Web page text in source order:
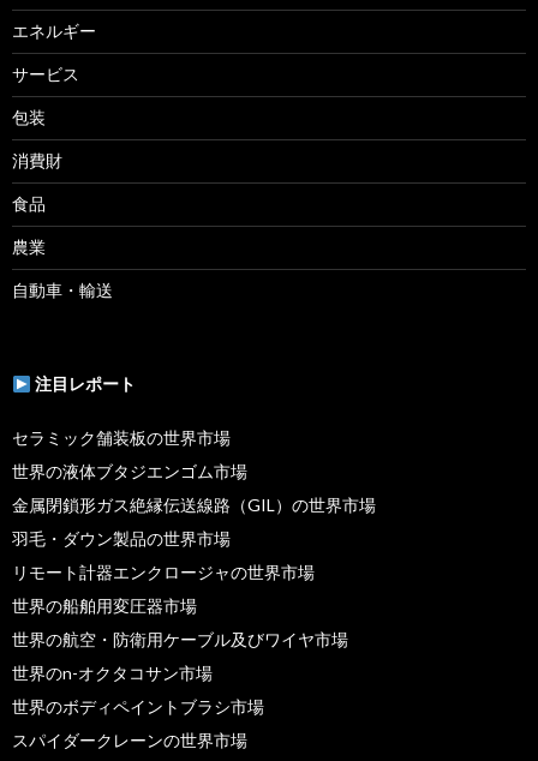
エネルギー
サービス
包装
消費財
食品
農業
自動車・輸送
注目レポート
セラミック舗装板の世界市場
世界の液体ブタジエンゴム市場
金属閉鎖形ガス絶縁伝送線路（GIL）の世界市場
羽毛・ダウン製品の世界市場
リモート計器エンクロージャの世界市場
世界の船舶用変圧器市場
世界の航空・防衛用ケーブル及びワイヤ市場
世界のn-オクタコサン市場
世界のボディペイントブラシ市場
スパイダークレーンの世界市場